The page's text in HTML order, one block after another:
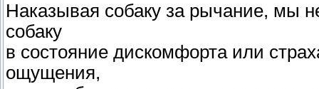
Наказывая собаку за рычание, мы
собаку
в состояние дискомфорта или
ощущения,